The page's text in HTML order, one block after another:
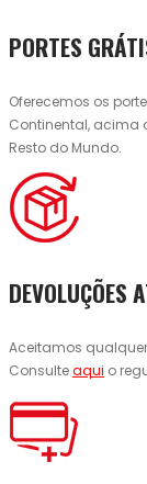
PORTES
Oferecemos os
Continental, acima
Resto do Mundo.
DEVOLUÇÕES
Aceitamos
Consulteaqui o